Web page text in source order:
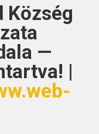
Község
—
|